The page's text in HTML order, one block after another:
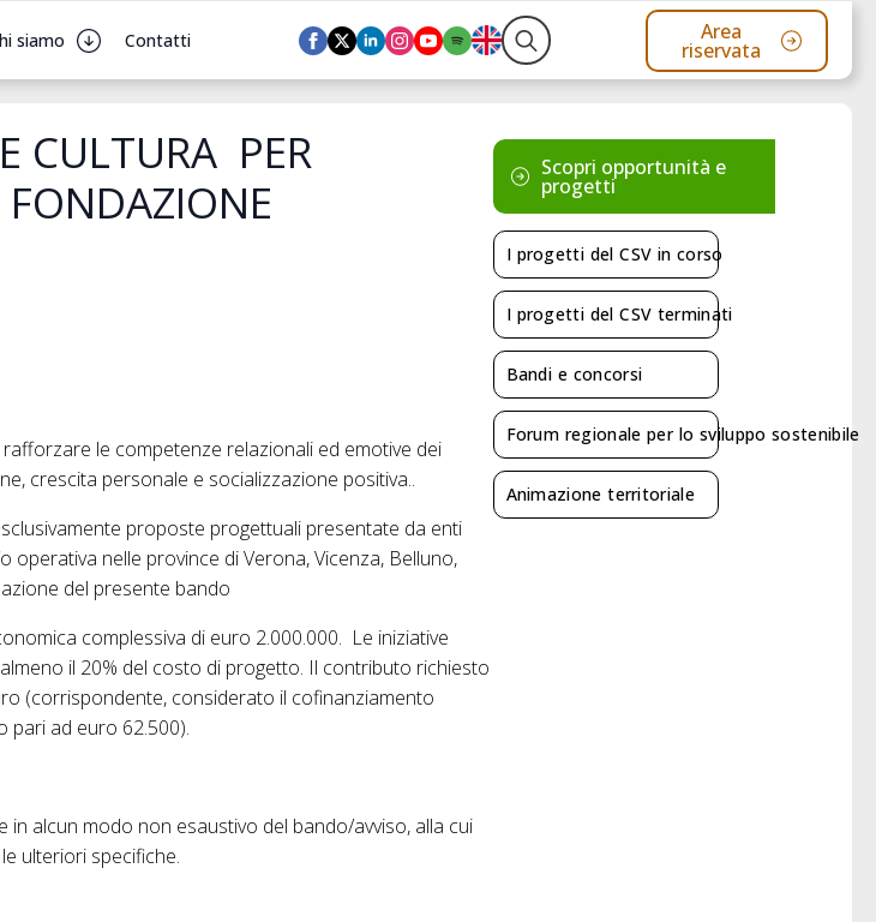
siamo Contatti
Search
Area
riservata
CULTURA PER
le competenze relazionali ed emotive dei
crescita personale e socializzazione positiva..
proposte progettuali presentate da enti
nelle province di Verona, Vicenza, Belluno,
del presente bando
complessiva di euro 2.000.000. Le iniziative
il 20% del costo di progetto. Il contributo richiesto
(corrispondente, considerato il cofinanziamento
pari ad euro 62.500).
alcun modo non esaustivo del bando/avviso, alla cui
ulteriori specifiche.
Scopri opportunità e
progetti
I progetti del CSV in corso
I progetti del CSV terminati
Bandi e concorsi
Forum regionale per lo sviluppo sostenibile
Animazione territoriale